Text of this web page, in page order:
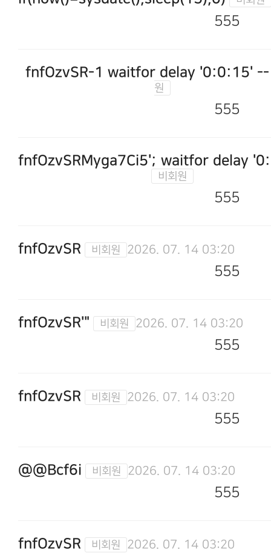
555
fnfOzvSR-1 waitfor delay '0:0:15' --
555
fnfOzvSRMyga7Ci5'; waitfor delay
555
fnfOzvSR 2026. 07. 14 03:20
555
fnfOzvSR'" 2026. 07. 14 03:20
555
fnfOzvSR 2026. 07. 14 03:20
555
@@Bcf6i 2026. 07. 14 03:20
555
fnfOzvSR 2026. 07. 14 03:20